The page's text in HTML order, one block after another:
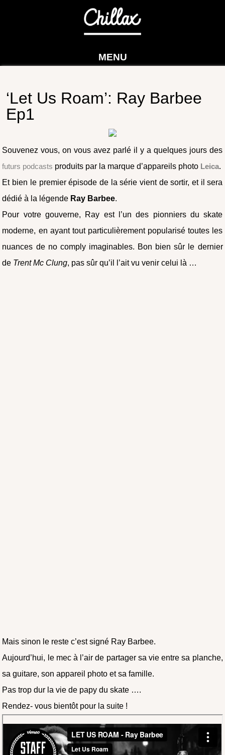
MENU
‘Let Us Roam’: Ray Barbee
Ep1
Souvenez vous, on vous avez parlé il y a quelques jours des
futurs podcasts produits par la marque d’appareils photo Leica.
Et bien le premier épisode de la série vient de sortir, et il sera
dédié à la légende Ray Barbee.
Pour votre gouverne, Ray est l’un des pionniers du skate
moderne, en ayant tout particulièrement popularisé toutes les
nuances de no comply imaginables. Bon bien sûr le dernier
de Trent Mc Clung, pas sûr qu’il l’ait vu venir celui là …
Mais sinon le reste c’est signé Ray Barbee.
Aujourd’hui, le mec à l’air de partager sa vie entre sa planche,
sa guitare, son appareil photo et sa famille.
Pas trop dur la vie de papy du skate ….
Rendez- vous bientôt pour la suite !